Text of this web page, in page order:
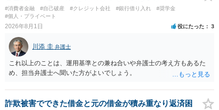
#消費者金融 #自己破産 #クレジット会社 #銀行借り入れ
#奨学金
#個人・プライベート
2026年8月1日 役にたった 3
川添 圭 弁護士
これ以上のことは、運用基準との兼ね合いや弁護士の考え方もあるた
め、担当弁護士へ聞いた方がよいでしょう。
詐欺被害でできた借金と元の借金が積み重なり返済困